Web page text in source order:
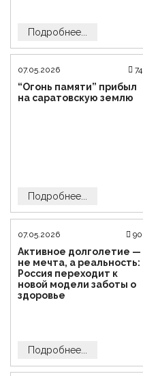
Подробнее...
07.05.2026 74
“Огонь памяти” прибыл
на саратовскую землю
Подробнее...
07.05.2026 90
Активное долголетие —
не мечта, а реальность:
Россия переходит к
новой модели заботы о
здоровье
Подробнее...